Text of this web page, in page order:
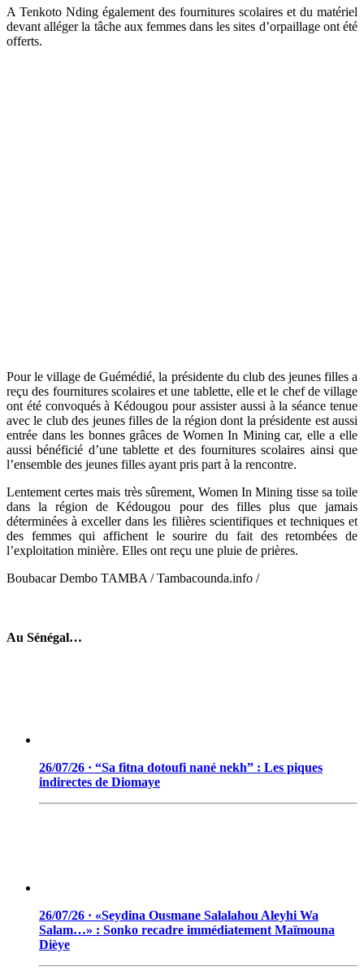
A Tenkoto Nding également des fournitures scolaires et du matériel
devant alléger la tâche aux femmes dans les sites d’orpaillage ont été
offerts.
Pour le village de Guémédié, la présidente du club des jeunes filles a
reçu des fournitures scolaires et une tablette, elle et le chef de village
ont été convoqués à Kédougou pour assister aussi à la séance tenue
avec le club des jeunes filles de la région dont la présidente est aussi
entrée dans les bonnes grâces de Women In Mining car, elle a elle
aussi bénéficié d’une tablette et des fournitures scolaires ainsi que
l’ensemble des jeunes filles ayant pris part à la rencontre.
Lentement certes mais très sûrement, Women In Mining tisse sa toile
dans la région de Kédougou pour des filles plus que jamais
déterminées à exceller dans les filières scientifiques et techniques et
des femmes qui affichent le sourire du fait des retombées de
l’exploitation minière. Elles ont reçu une pluie de prières.
Boubacar Dembo TAMBA / Tambacounda.info /
Au Sénégal…
26/07/26 · “Sa fitna dotoufi nané nekh” : Les piques
indirectes de Diomaye
26/07/26 · «Seydina Ousmane Salalahou Aleyhi Wa
Salam…» : Sonko recadre immédiatement Maïmouna
Dièye